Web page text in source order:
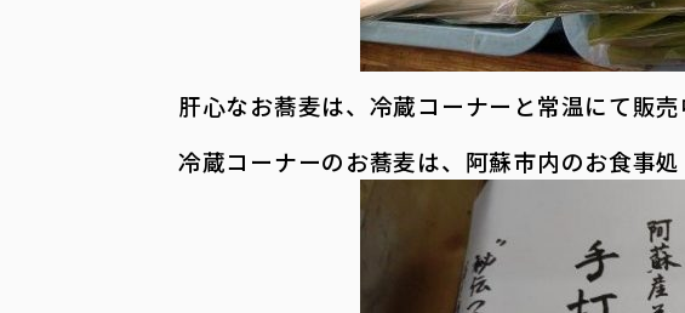
肝心なお蕎麦は、冷蔵コーナーと常温にて販売
冷蔵コーナーのお蕎麦は、阿蘇市内のお食事